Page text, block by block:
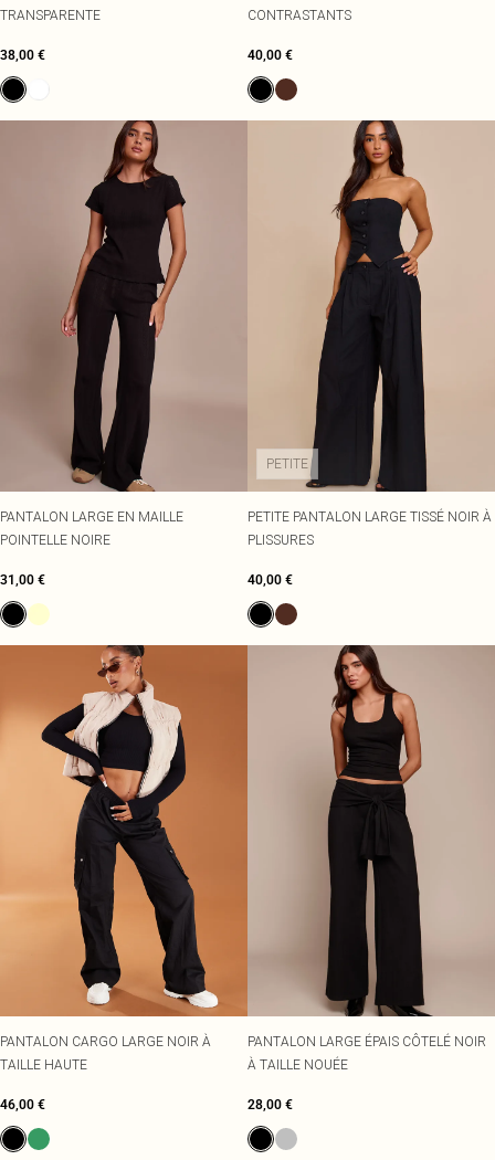
TRANSPARENTE
38,00 €
CONTRASTANTS
40,00 €
PANTALON LARGE EN MAILLE
POINTELLE NOIRE
31,00 €
PETITE
PETITE PANTALON LARGE TISSÉ NOIR À
PLISSURES
40,00 €
PANTALON CARGO LARGE NOIR À
TAILLE HAUTE
46,00 €
PANTALON LARGE ÉPAIS CÔTELÉ NOIR
À TAILLE NOUÉE
28,00 €